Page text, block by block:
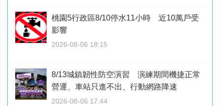
桃園5行政區8/10停水11小時 近10萬戶受
影響
2026-08-06 18:15
8/13城鎮韌性防空演習 演練期間機捷正常
營運、車站只進不出、行動網路降速
2026-08-06 17:44